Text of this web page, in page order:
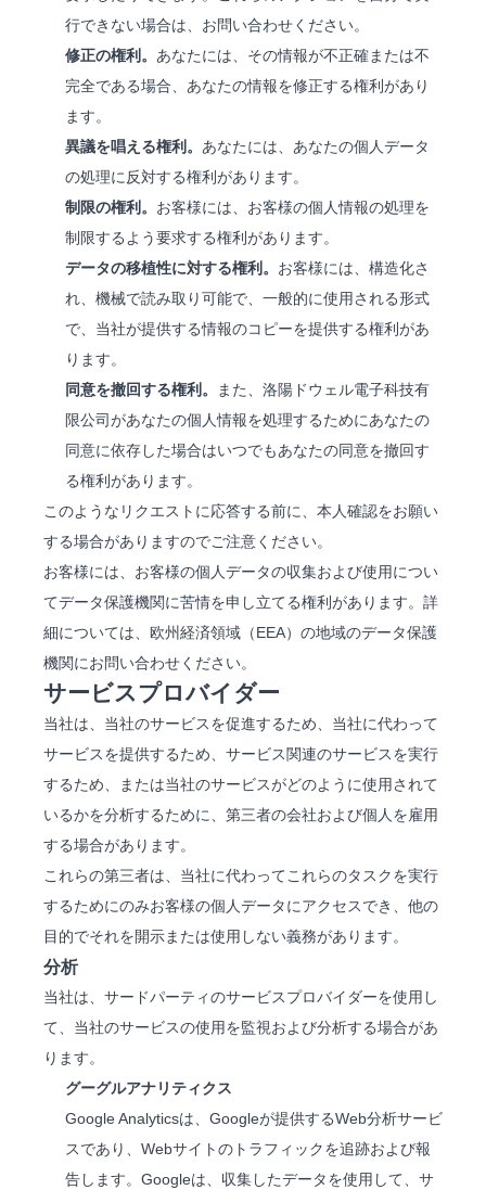
行できない場合は、お問い合わせください。
修正の権利。 あなたには、その情報が不正確または不
完全である場合、あなたの情報を修正する権利があり
ます。
異議を唱える権利。 あなたには、あなたの個人データ
の処理に反対する権利があります。
制限の権利。 お客様には、お客様の個人情報の処理を
制限するよう要求する権利があります。
データの移植性に対する権利。 お客様には、構造化さ
れ、機械で読み取り可能で、一般的に使用される形式
で、当社が提供する情報のコピーを提供する権利があ
ります。
同意を撤回する権利。
また、洛陽ドウェル電子科技有
限公司があなたの個人情報を処理するためにあなたの
同意に依存した場合はいつでもあなたの同意を撤回す
る権利があります。
このようなリクエストに応答する前に、本人確認をお願い
する場合がありますのでご注意ください。
お客様には、お客様の個人データの収集および使用につい
てデータ保護機関に苦情を申し立てる権利があります。詳
細については、欧州経済領域（EEA）の地域のデータ保護
機関にお問い合わせください。
サービスプロバイダー
当社は、当社のサービスを促進するため、当社に代わって
サービスを提供するため、サービス関連のサービスを実行
するため、または当社のサービスがどのように使用されて
いるかを分析するために、第三者の会社および個人を雇用
する場合があります。
これらの第三者は、当社に代わってこれらのタスクを実行
するためにのみお客様の個人データにアクセスでき、他の
目的でそれを開示または使用しない義務があります。
分析
当社は、サードパーティのサービスプロバイダーを使用し
て、当社のサービスの使用を監視および分析する場合があ
ります。
グーグルアナリティクス
Google Analyticsは、Googleが提供するWeb分析サービ
スであり、Webサイトのトラフィックを追跡および報
告します。Googleは、収集したデータを使用して、サ